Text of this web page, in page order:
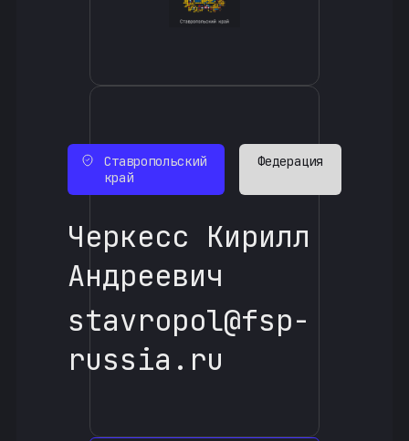
Ставропольский
край
Федерация
Черкесс Кирилл
Андреевич
stavropol@fsp-
russia.ru